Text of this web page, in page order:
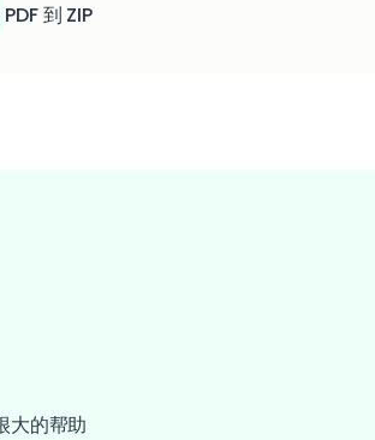
PDF 到 ZIP
大的帮助